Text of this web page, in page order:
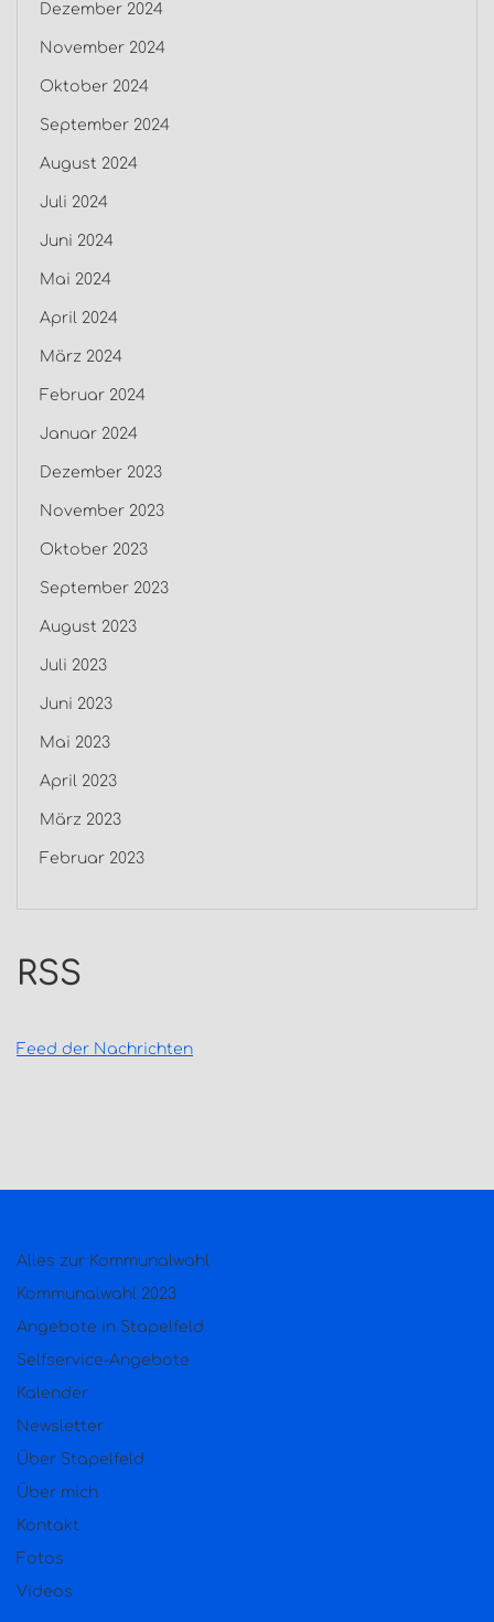
Dezember 2024
November 2024
Oktober 2024
September 2024
August 2024
Juli 2024
Juni 2024
Mai 2024
April 2024
März 2024
Februar 2024
Januar 2024
Dezember 2023
November 2023
Oktober 2023
September 2023
August 2023
Juli 2023
Juni 2023
Mai 2023
April 2023
März 2023
Februar 2023
RSS
Feed der Nachrichten
Alles zur Kommunalwahl
Kommunalwahl 2023
Angebote in Stapelfeld
Selfservice-Angebote
Kalender
Newsletter
Über Stapelfeld
Über mich
Kontakt
Fotos
Videos